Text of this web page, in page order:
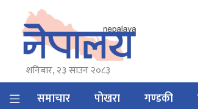
शनिबार, २३ साउन २०८३
समाचार पोखरा गण्डकी